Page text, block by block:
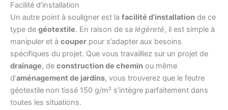
Facilité d’installation
Un autre point à souligner est la facilité d’installation de ce
type de géotextile. En raison de sa légèreté, il est simple à
manipuler et à couper pour s’adapter aux besoins
spécifiques du projet. Que vous travailliez sur un projet de
drainage, de construction de chemin ou même
d’aménagement de jardins, vous trouverez que le feutre
géotextile non tissé 150 g/m² s’intègre parfaitement dans
toutes les situations.